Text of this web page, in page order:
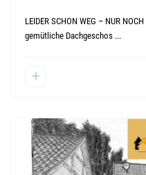
LEIDER SCHON WEG – NUR
gemütliche Dachgeschos ...